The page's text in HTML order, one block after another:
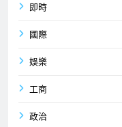
即時
國際
娛樂
工商
政治